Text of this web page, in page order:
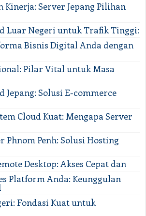
Kinerja: Server Jepang Pilihan
Luar Negeri untuk Trafik Tinggi:
Bisnis Digital Anda dengan
Pilar Vital untuk Masa
Jepang: Solusi E-commerce
Cloud Kuat: Mengapa Server
Phnom Penh: Solusi Hosting
Desktop: Akses Cepat dan
Platform Anda: Keunggulan
Fondasi Kuat untuk